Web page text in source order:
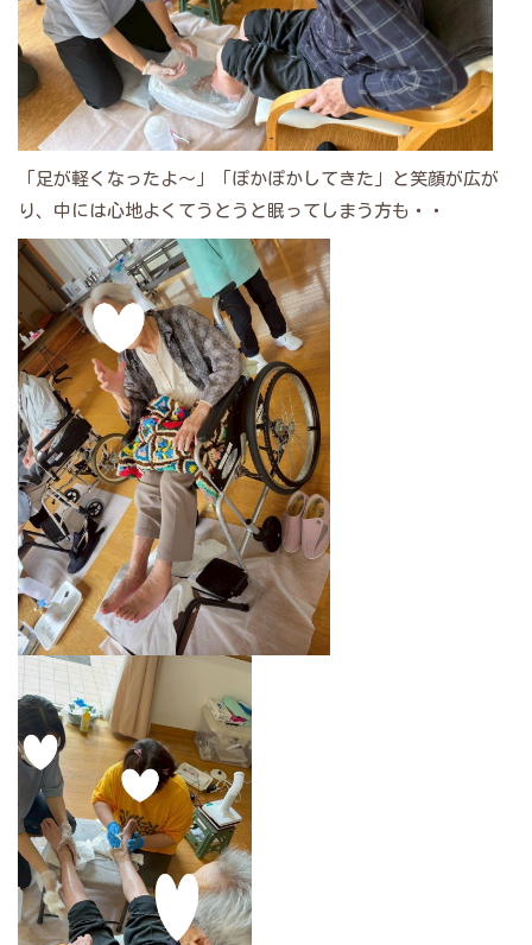
「足が軽くなったよ～」「ぽかぽかしてきた」と笑顔が広が
り、中には心地よくてうとうと眠ってしまう方も・・